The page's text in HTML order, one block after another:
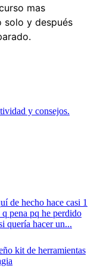
mas
solo y después
y consejos.
de hecho hace casi 1
pena pq he perdido
quería hacer un...
kit de herramientas